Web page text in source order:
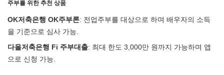
주부를 위한 추천 상품
OK저축은행 OK주부론: 전업주부를 대상으로 하며 배우자의 소득
을 기준으로 심사 가능.
다올저축은행 Fi 주부대출: 최대 한도 3,000만 원까지 가능하며 앱
으로 신청 가능.